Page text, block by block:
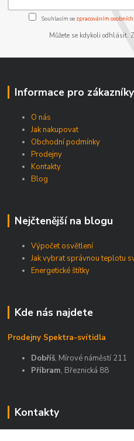
Souhlasím se zpracováním
Můžete se kdykoli odhlásit.
Informace pro zákazníky
O nás
Jak nakupovat
Obchodní podmínky
Prodejny
Kontakty
Blog
Nejčtenější na blogu
Výpočet osvětlení
Jak vybrat správnou teplotu
Energetické štítky
Kde nás najdete
Prodejny Spektra-svítidla
Dobříš, Mírové náměstí 211
Příbram, Březnická 88
Kontakty